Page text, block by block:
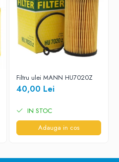
Filtru ulei MANN HU7020Z
40,00 Lei
IN STOC
Adauga in cos